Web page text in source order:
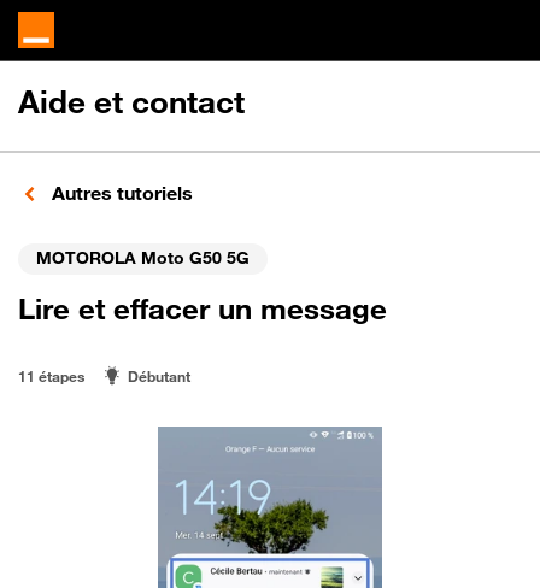
Aide et contact
Autres tutoriels
MOTOROLA Moto G50 5G
Lire et effacer un message
11 étapes Débutant